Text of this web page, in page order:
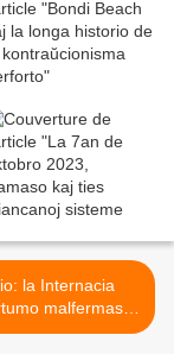
la Internacia
malfermas
enketon pro militkrimoj >